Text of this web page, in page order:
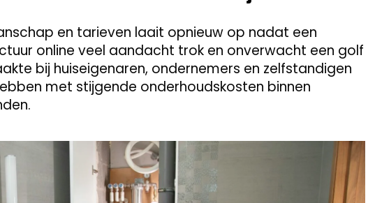
en tarieven laait opnieuw op nadat een
online veel aandacht trok en onverwacht een golf
bij huiseigenaren, ondernemers en zelfstandigen
met stijgende onderhoudskosten binnen